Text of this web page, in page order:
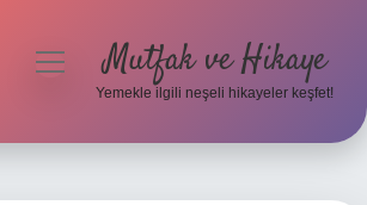
menüyüMutfak ve Hikaye
Yemekle ilgili neşeli hikayeler keşfet!